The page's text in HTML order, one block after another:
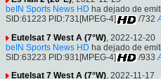
beIN Sports News HD ha dejado de
SID:61223 PID:731[MPEG-4]
/732
Eutelsat 7 West A (7°W) , 2022-12-20
beIN Sports News HD ha dejado de
SID:63223 PID:931[MPEG-4]
/933
Eutelsat 7 West A (7°W), 2022-11-17